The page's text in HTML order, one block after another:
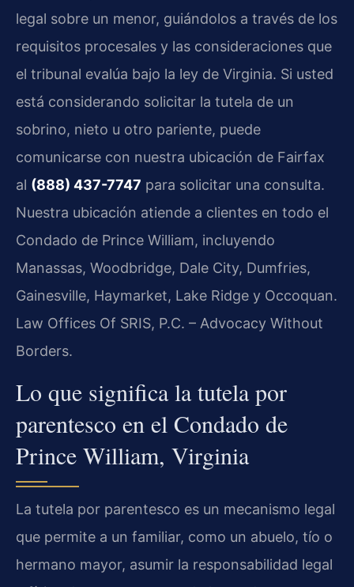
legal sobre un menor, guiándolos a través de los
requisitos procesales y las consideraciones que
el tribunal evalúa bajo la ley de Virginia. Si usted
está considerando solicitar la tutela de un
sobrino, nieto u otro pariente, puede
comunicarse con nuestra ubicación de Fairfax
al (888) 437-7747 para solicitar una consulta.
Nuestra ubicación atiende a clientes en todo el
Condado de Prince William, incluyendo
Manassas, Woodbridge, Dale City, Dumfries,
Gainesville, Haymarket, Lake Ridge y Occoquan.
Law Offices Of SRIS, P.C. – Advocacy Without
Borders.
Lo que significa la tutela por
parentesco en el Condado de
Prince William, Virginia
La tutela por parentesco es un mecanismo legal
que permite a un familiar, como un abuelo, tío o
hermano mayor, asumir la responsabilidad legal